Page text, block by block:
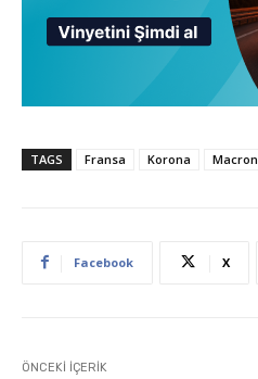
TAGS Fransa Korona Macron
Facebook X
ÖNCEKI İÇERIK